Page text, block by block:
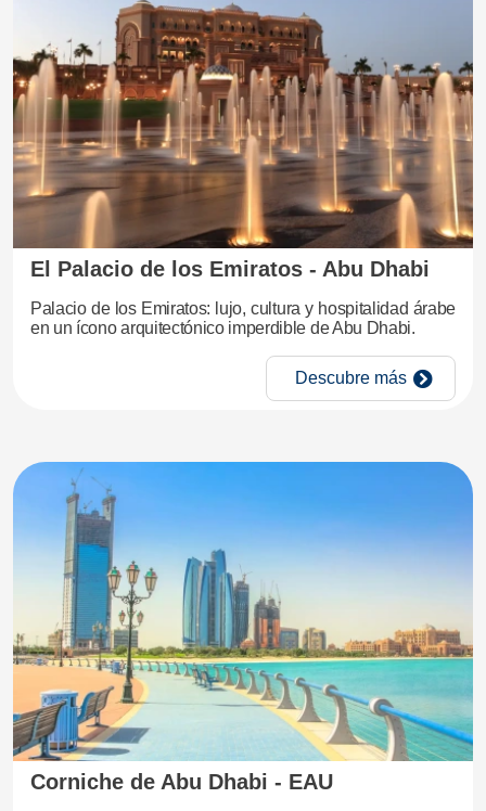
El Palacio de los Emiratos - Abu Dhabi
Palacio de los Emiratos: lujo, cultura y hospitalidad árabe
en un ícono arquitectónico imperdible de Abu Dhabi.
Descubre más
Corniche de Abu Dhabi - EAU